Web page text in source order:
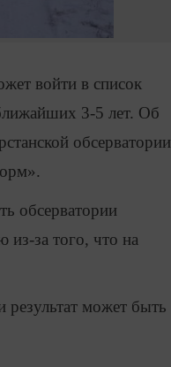
войти в список
3-5 лет. Об
обсерватории
обсерватории
за того, что на
может быть